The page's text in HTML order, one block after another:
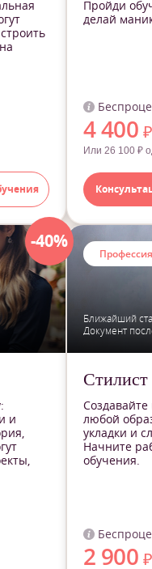
Пройди
делай
4 400
Или 26 100 ₽
-40%
и
Профессия
Ближайший
Документ
Стилист
любой
укладки и
Начните
обучения.
2 900